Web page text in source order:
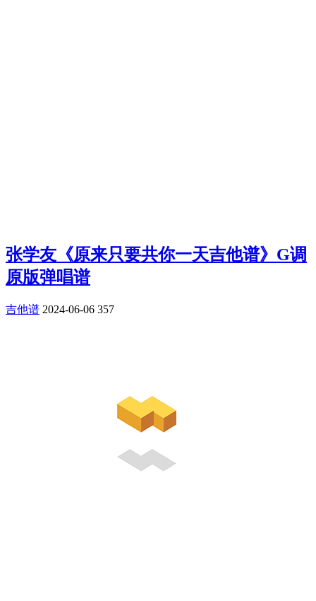
张学友《原来只要共你一天吉他谱》G调
原版弹唱谱
吉他谱 2024-06-06 357